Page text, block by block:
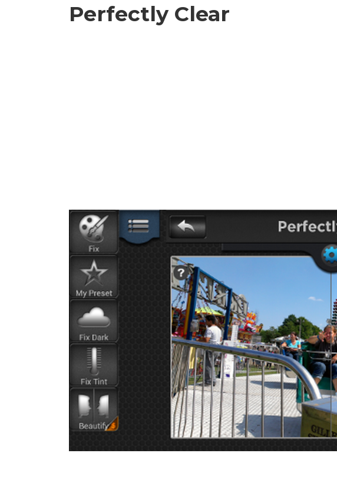
Perfectly Clear